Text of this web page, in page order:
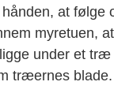
at følge
myretuen,
under et træ
træernes blade.